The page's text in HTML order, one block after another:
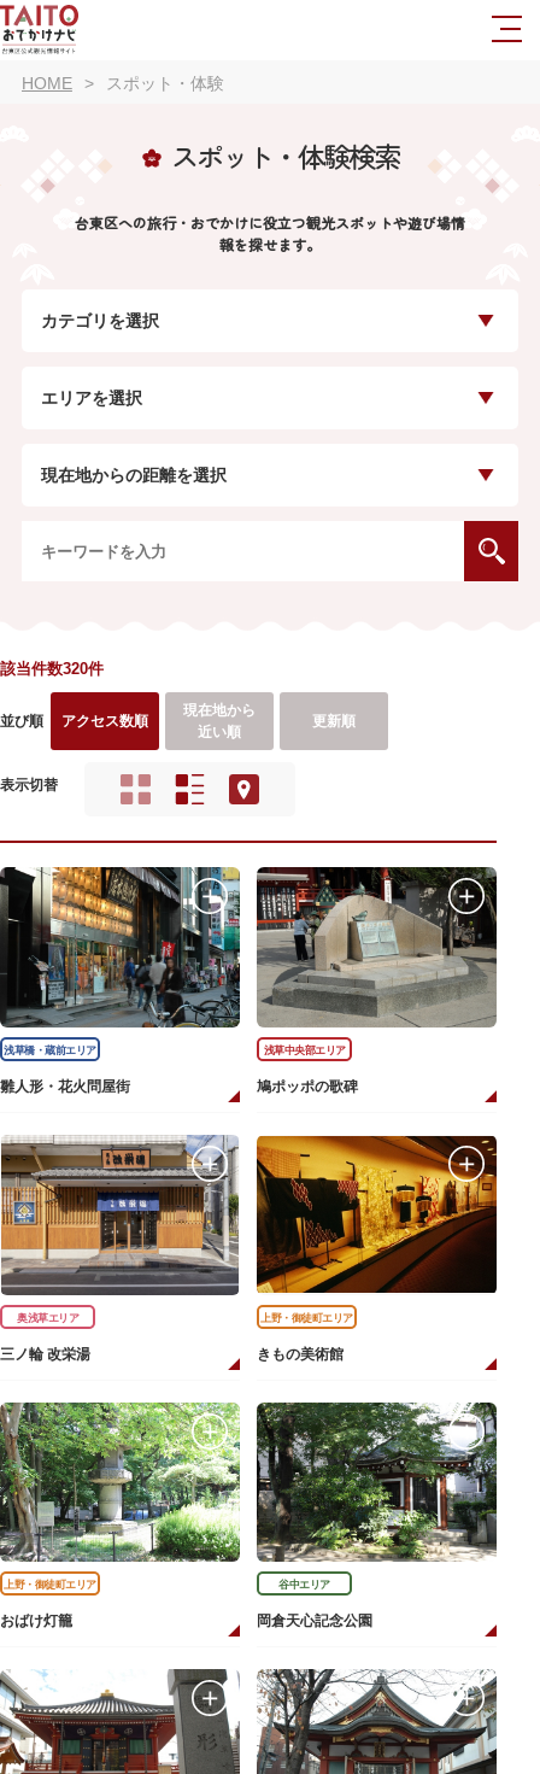
HOME スポット・体験
スポット・体験検索
台東区への旅行・おでかけに役立つ観光スポットや遊び場情
報を探せます。
カテゴリを選択
エリアを選択
現在地からの距離を選択
該当件数320件
並び順 アクセス数順
現在地から
近い順
更新順
表示切替
浅草橋・蔵前エリア
雛人形・花火問屋街
浅草中央部エリア
鳩ポッポの歌碑
奥浅草エリア
三ノ輪 改栄湯
上野・御徒町エリア
きもの美術館
上野・御徒町エリア
おばけ灯籠
谷中エリア
岡倉天心記念公園